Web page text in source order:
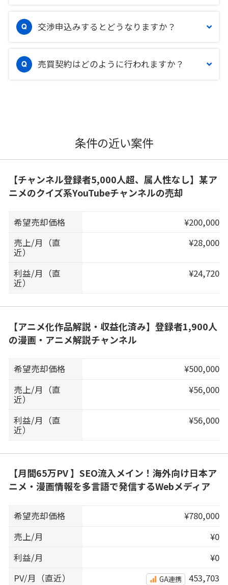
交渉申込みするとどうなりますか？
売買契約はどのように行われますか？
条件の近い案件
【チャンネル登録者5,000人超、属人性なし】某ア
ニメのクイズ系YouTubeチャンネルの売却
希望売却価格
¥200,000
売上/月（直
近）
¥28,000
利益/月（直
近）
¥24,720
【アニメ化作品解説・収益化済み】登録者1,900人
の漫画・アニメ解説チャンネル
希望売却価格
¥500,000
売上/月（直
近）
¥56,000
利益/月（直
近）
¥56,000
【月間65万PV 】SEO流入メイン！海外向け日本ア
ニメ・漫画情報を多言語で発信するWebメディア
希望売却価格
¥780,000
売上/月
¥0
利益/月
¥0
PV/月（直近）
GA連携 453,703